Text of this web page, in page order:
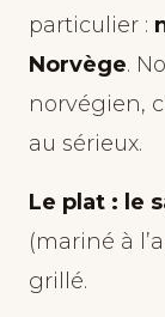
particulier :
Norvège.
norvégien,
au sérieux.
Le plat : le
(mariné à
grillé.